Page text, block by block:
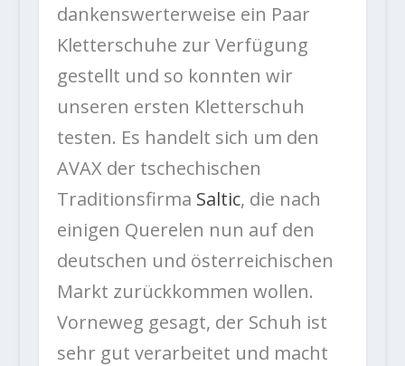
dankenswerterweise ein Paar
Kletterschuhe zur Verfügung
gestellt und so konnten wir
unseren ersten Kletterschuh
testen. Es handelt sich um den
AVAX der tschechischen
Traditionsfirma Saltic, die nach
einigen Querelen nun auf den
deutschen und österreichischen
Markt zurückkommen wollen.
Vorneweg gesagt, der Schuh ist
sehr gut verarbeitet und macht